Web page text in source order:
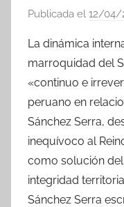
Publicada el 12/04/
La dinámica
marroquidad del
«continuo e
peruano en
Sánchez Serra,
inequívoco al
como solución
integridad
Sánchez Serra